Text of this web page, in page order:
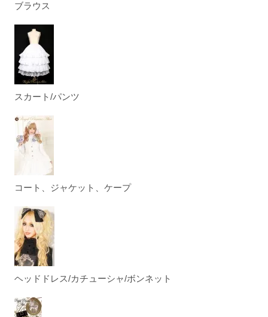
ブラウス
スカート/パンツ
コート、ジャケット、ケープ
ヘッドドレス/カチューシャ/ボンネット